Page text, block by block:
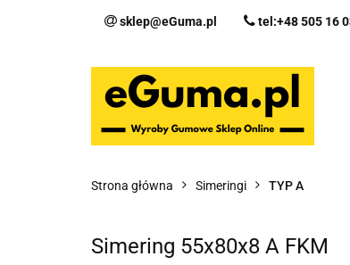
sklep@eGuma.pl tel:+48 505 16
Strona główna Simeringi TYP A
Simering 55x80x8 A FKM